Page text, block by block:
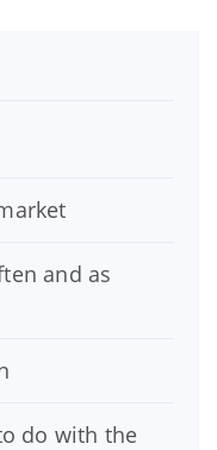
and as
do with the